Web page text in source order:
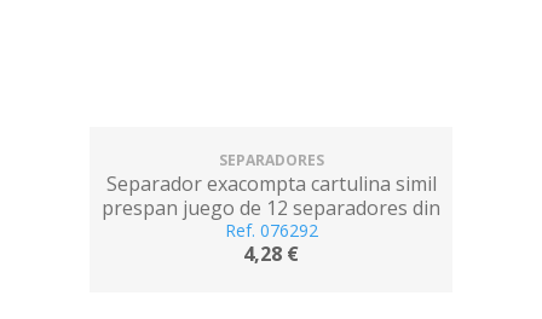
SEPARADORES
Separador exacompta cartulina simil
prespan juego de 12 separadores din
a4+ multitaladro colores vivos
Ref. 076292
4,28 €